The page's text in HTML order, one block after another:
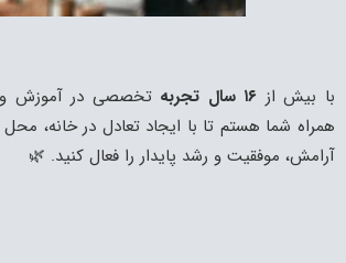
با بیش از ۱۶ سال تجربه
تخصصی در آموزش و
همراه شما هستم تا با ایجاد تعادل در خانه، محل
آرامش، موفقیت و رشد پایدار را فعال کنید. 🌿